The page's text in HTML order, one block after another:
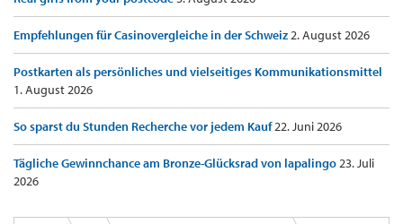
Empfehlungen für Casinovergleiche in der Schweiz2. August 2026
Postkarten als persönliches und vielseitiges Kommunikationsmittel
1. August 2026
So sparst du Stunden Recherche vor jedem Kauf22. Juni 2026
Tägliche Gewinnchance am Bronze-Glücksrad von lapalingo23. Juli
2026